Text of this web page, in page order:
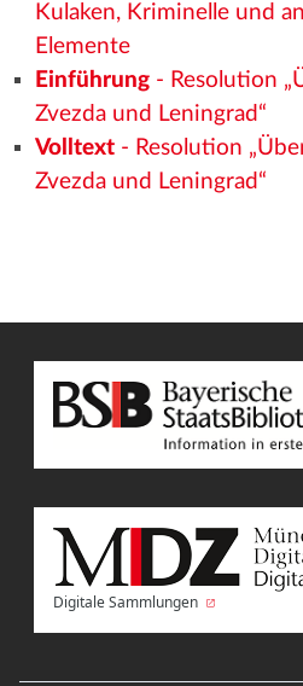
Kulaken, Kriminelle und
Elemente
Einführung- Resolution
Zvezda und Leningrad“
Volltext- Resolution
Zvezda und Leningrad“
Digitale Sammlungen